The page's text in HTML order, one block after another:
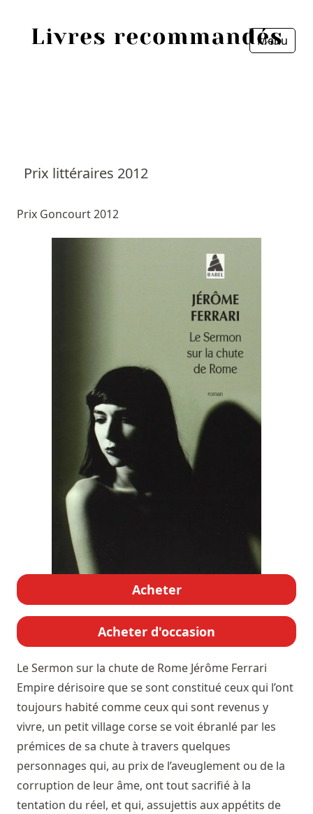
Menu
Prix littéraires 2012
Prix Goncourt 2012
Acheter
Acheter d'occasion
Le Sermon sur la chute de Rome Jérôme Ferrari
Empire dérisoire que se sont constitué ceux qui l’ont
toujours habité comme ceux qui sont revenus y
vivre, un petit village corse se voit ébranlé par les
prémices de sa chute à travers quelques
personnages qui, au prix de l’aveuglement ou de la
corruption de leur âme, ont tout sacrifié à la
tentation du réel, et qui, assujettis aux appétits de
Livres les plus recommandés
Fermer